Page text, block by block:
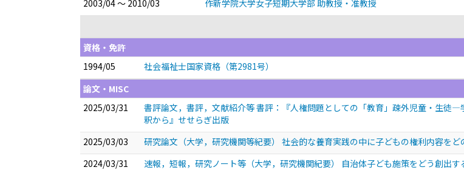
2003/04 ～ 2010/03
作新学院大学女子短期大学部 助教授・准教授
資格・免許
1994/05
社会福祉士国家資格（第2981号）
論文・MISC
2025/03/31
書評論文，書評，文献紹介等 書評：『人権問題としての「教育」疎外児童・生徒
釈から』せせらぎ出版
2025/03/03
研究論文（大学，研究機関等紀要） 社会的な養育実践の中に子どもの権利内容をど
2024/03/31
速報，短報，研究ノート等（大学，研究機関紀要） 自治体子ども施策をどう創出